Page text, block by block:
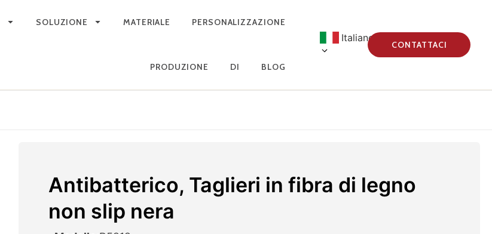
SOLUZIONE MATERIALE PERSONALIZZAZIONE
PRODUZIONE DI BLOG
Italiano
CONTATTACI
Antibatterico, Taglieri in fibra di legno
non slip nera